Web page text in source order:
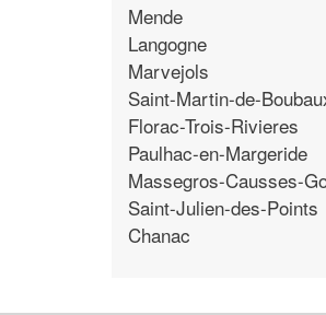
Mende
Langogne
Marvejols
Saint-Martin-de-
Florac-Trois-Rivieres
Paulhac-en-Margeride
Massegros-Causses-
Saint-Julien-des-Points
Chanac